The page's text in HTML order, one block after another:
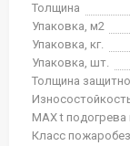
Толщина
Упаковка, м2
Упаковка, кг.
Упаковка, шт.
Толщина
MAX t
Класс